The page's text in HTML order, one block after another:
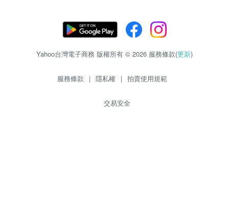
Yahoo台灣電子商務 版權所有 © 2026 服務條款(更新)
服務條款 | 隱私權 | 拍賣使用規範
交易安全